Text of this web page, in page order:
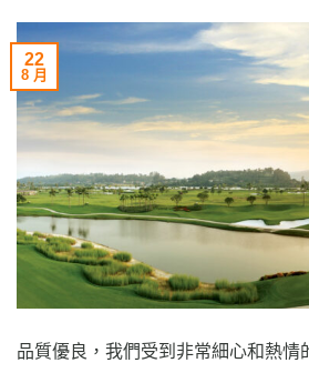
22
8 月
品質優良，我們受到非常細心和熱情